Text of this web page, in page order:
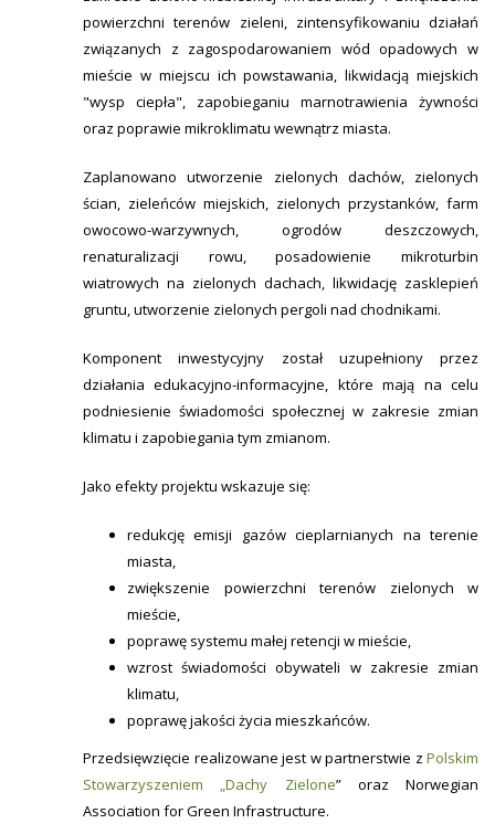
powierzchni terenów zieleni, zintensyfikowaniu działań
związanych z zagospodarowaniem wód opadowych w
mieście w miejscu ich powstawania, likwidacją miejskich
"wysp ciepła", zapobieganiu marnotrawienia żywności
oraz poprawie mikroklimatu wewnątrz miasta.
Zaplanowano utworzenie zielonych dachów, zielonych
ścian, zieleńców miejskich, zielonych przystanków, farm
owocowo-warzywnych, ogrodów deszczowych,
renaturalizacji rowu, posadowienie mikroturbin
wiatrowych na zielonych dachach, likwidację zasklepień
gruntu, utworzenie zielonych pergoli nad chodnikami.
Komponent inwestycyjny został uzupełniony przez
działania edukacyjno-informacyjne, które mają na celu
podniesienie świadomości społecznej w zakresie zmian
klimatu i zapobiegania tym zmianom.
Jako efekty projektu wskazuje się:
redukcję emisji gazów cieplarnianych na terenie
miasta,
zwiększenie powierzchni terenów zielonych w
mieście,
poprawę systemu małej retencji w mieście,
wzrost świadomości obywateli w zakresie zmian
klimatu,
poprawę jakości życia mieszkańców.
Przedsięwzięcie realizowane jest w partnerstwie z Polskim
Stowarzyszeniem „Dachy Zielone” oraz Norwegian
Association for Green Infrastructure.